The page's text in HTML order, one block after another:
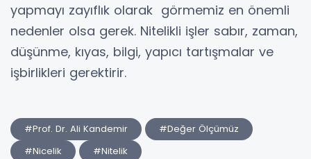
yapmayı zayıflık olarak görmemiz en önemli
nedenler olsa gerek. Nitelikli işler sabır, zaman,
düşünme, kıyas, bilgi, yapıcı tartışmalar ve
işbirlikleri gerektirir.
#Prof. Dr. Ali Kandemir
#Değer Ölçümüz
#Nicelik
#Nitelik